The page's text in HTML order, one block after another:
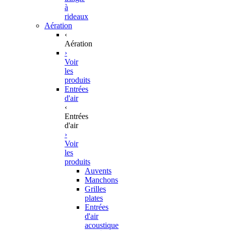
à
rideaux
Aération
‹
Aération
›
Voir
les
produits
Entrées
d'air
‹
Entrées
d'air
›
Voir
les
produits
Auvents
Manchons
Grilles
plates
Entrées
d'air
acoustique